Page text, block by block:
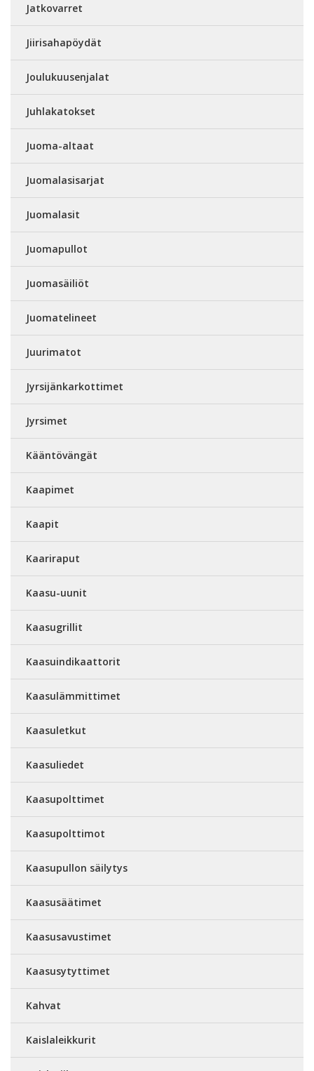
Jatkovarret
Jiirisahapöydät
Joulukuusenjalat
Juhlakatokset
Juoma-altaat
Juomalasisarjat
Juomalasit
Juomapullot
Juomasäiliöt
Juomatelineet
Juurimatot
Jyrsijänkarkottimet
Jyrsimet
Kääntövängät
Kaapimet
Kaapit
Kaariraput
Kaasu-uunit
Kaasugrillit
Kaasuindikaattorit
Kaasulämmittimet
Kaasuletkut
Kaasuliedet
Kaasupolttimet
Kaasupolttimot
Kaasupullon säilytys
Kaasusäätimet
Kaasusavustimet
Kaasusytyttimet
Kahvat
Kaislaleikkurit